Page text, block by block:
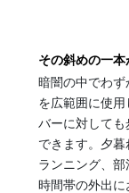
その斜めの一本
暗闇の中でわ
を広範囲に使
バーに対して
できます。夕
ランニング、
時間帯の外出
《中能登エリア》
「石崎奉燈祭」、七
水町「子浦神社獅
◆奥能登あわせると